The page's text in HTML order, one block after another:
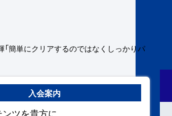
「簡単にクリアするのではなくしっかりパ
入会案内
ツを貴方に